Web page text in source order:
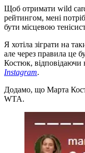
Щоб отримати wild
рейтингом, мені
бути місцевою
Я хотіла зіграти на
але через правила це
Костюк, відповідаючи
Instagram.
Додамо, що Марта
WTA.